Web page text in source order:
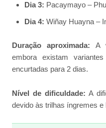
Dia 3: Pacaymayo –
Dia 4: Wiñay Huayna –
Duração aproximada: A
embora existam
encurtadas para 2 dias.
Nível de dificuldade: A
devido às trilhas íngremes e